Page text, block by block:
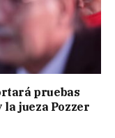
pruebas
jueza Pozzer